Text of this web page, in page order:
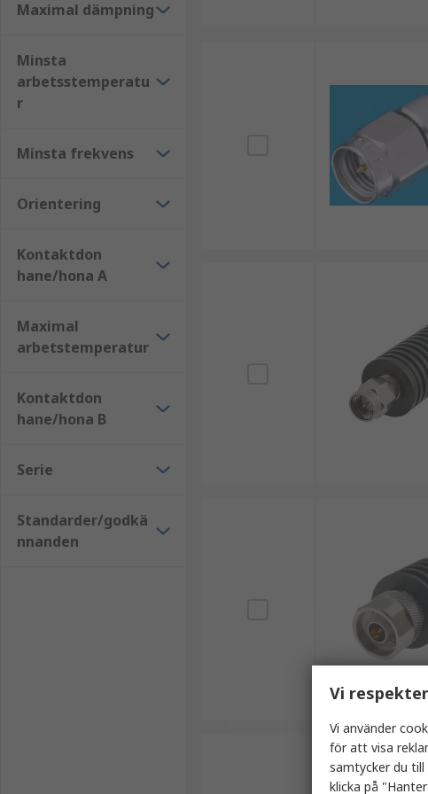
Komplettera med:
Vi på RS Components erbjuder ett brett sortiment, god
Maximal dämpning
Minsta
arbetsstemperatu
r
Minsta frekvens
Orientering
Kontaktdon
hane/hona A
Maximal
arbetstemperatur
Kontaktdon
hane/hona B
Serie
Standarder/godkä
nnanden
Vi
Vi använder
för att visa
samtycker du till
klicka på